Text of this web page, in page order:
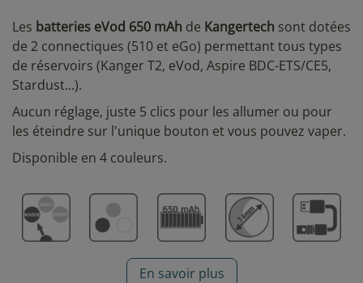
Les batteries eVod 650 mAh de Kangertech sont dotées
de 2 connectiques (510 et eGo) permettant tous types
de réservoirs (Kanger T2, eVod, Aspire BDC-ETS/CE5,
Stardust...).
Aucun réglage, juste 5 clics pour les allumer ou pour
les éteindre sur l'unique bouton et vous pouvez vaper.
Disponible en 4 couleurs.
En savoir plus